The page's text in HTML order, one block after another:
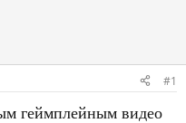
#1
геймплейным видео